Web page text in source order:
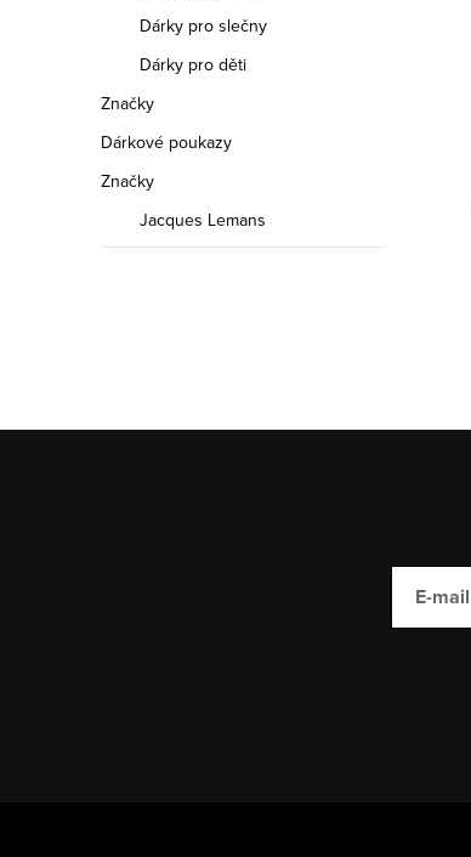
Dárky pro slečny
Dárky pro děti
Značky
Dárkové poukazy
Značky
Jacques Lemans
E-mail